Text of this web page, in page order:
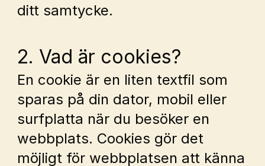
ditt samtycke.
2. Vad är cookies?
En cookie är en liten textfil som
sparas på din dator, mobil eller
surfplatta när du besöker en
webbplats. Cookies gör det
möjligt för webbplatsen att känna